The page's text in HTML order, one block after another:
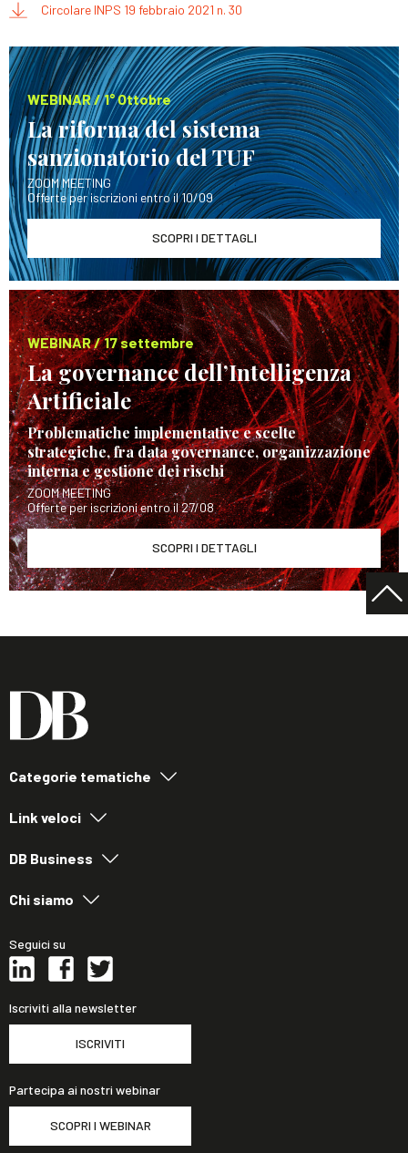
Circolare INPS 19 febbraio 2021 n. 30
WEBINAR / 1° Ottobre
La riforma del sistema
sanzionatorio del TUF
ZOOM MEETING
Offerte per iscrizioni entro il 10/09
SCOPRI I DETTAGLI
WEBINAR / 17 settembre
La governance dell’Intelligenza
Artificiale
Problematiche implementative e scelte
strategiche, fra data governance, organizzazione
interna e gestione dei rischi
ZOOM MEETING
Offerte per iscrizioni entro il 27/08
SCOPRI I DETTAGLI
Categorie tematiche
Link veloci
DB Business
Chi siamo
Seguici su
Iscriviti alla newsletter
ISCRIVITI
Partecipa ai nostri webinar
SCOPRI I WEBINAR